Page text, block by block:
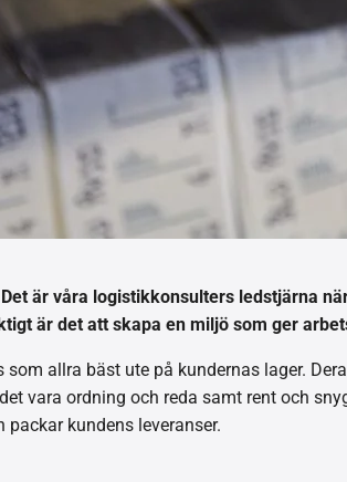
är våra logistikkonsulters ledstjärna
är det att skapa en miljö som ger
som allra bäst ute på kundernas lager.
vara ordning och reda samt rent och
packar kundens leveranser.